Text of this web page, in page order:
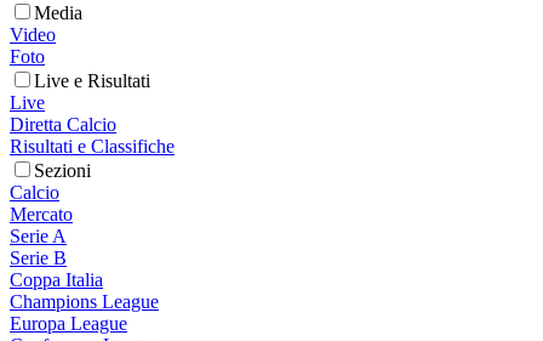
Media
Video
Foto
Live e Risultati
Live
Diretta Calcio
Risultati e Classifiche
Sezioni
Calcio
Mercato
Serie A
Serie B
Coppa Italia
Champions League
Europa League